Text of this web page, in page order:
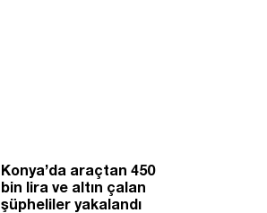
Konya’da araçtan 450
bin lira ve altın çalan
şüpheliler yakalandı